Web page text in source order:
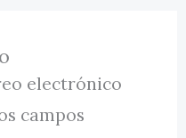
electrónico
campos